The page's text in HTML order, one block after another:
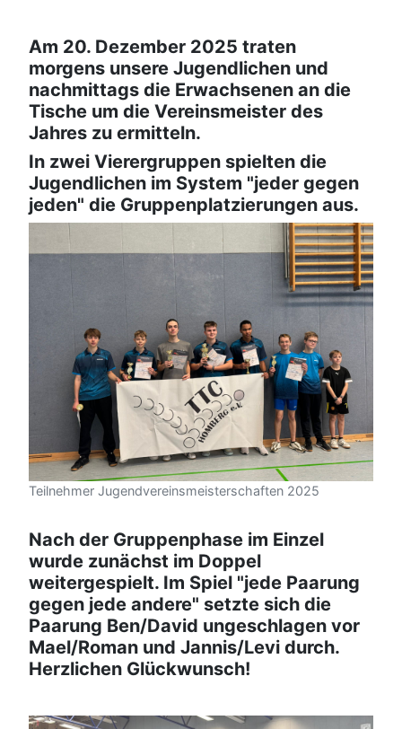
Am 20. Dezember 2025 traten
morgens unsere Jugendlichen und
nachmittags die Erwachsenen an die
Tische um die Vereinsmeister des
Jahres zu ermitteln.
In zwei Vierergruppen spielten die
Jugendlichen im System "jeder gegen
jeden" die Gruppenplatzierungen aus.
Teilnehmer Jugendvereinsmeisterschaften 2025
Nach der Gruppenphase im Einzel
wurde zunächst im Doppel
weitergespielt. Im Spiel "jede Paarung
gegen jede andere" setzte sich die
Paarung Ben/David ungeschlagen vor
Mael/Roman und Jannis/Levi durch.
Herzlichen Glückwunsch!